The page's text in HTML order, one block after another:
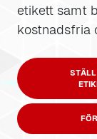
etikett samt
kostnadsfria
STÄLL